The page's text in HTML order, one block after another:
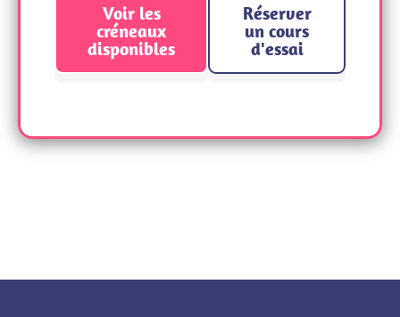
Voir les
créneaux
disponibles
Réserver
un cours
d'essai